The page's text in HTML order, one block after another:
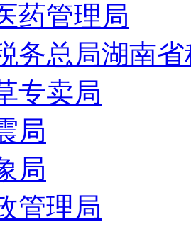
药管理局
务总局湖南
专卖局
局
局
管理局